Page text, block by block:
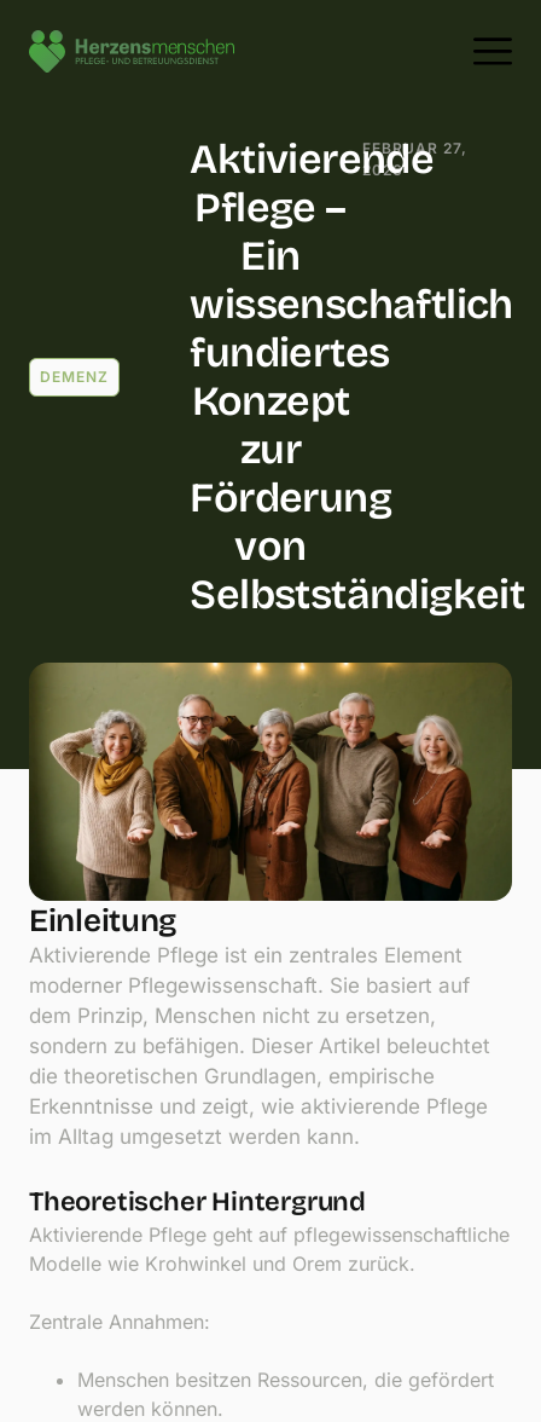
DEMENZ
Aktivierende
Pflege –
Ein
wissenschaftlich
fundiertes
Konzept
zur
Förderung
von
Selbstständigkeit
FEBRUAR 27,
2026
Einleitung
Aktivierende Pflege ist ein zentrales Element
moderner Pflegewissenschaft. Sie basiert auf
dem Prinzip, Menschen nicht zu ersetzen,
sondern zu befähigen. Dieser Artikel beleuchtet
die theoretischen Grundlagen, empirische
Erkenntnisse und zeigt, wie aktivierende Pflege
im Alltag umgesetzt werden kann.
Theoretischer Hintergrund
Aktivierende Pflege geht auf pflegewissenschaftliche
Modelle wie Krohwinkel und Orem zurück.
Zentrale Annahmen:
Menschen besitzen Ressourcen, die gefördert
werden können.